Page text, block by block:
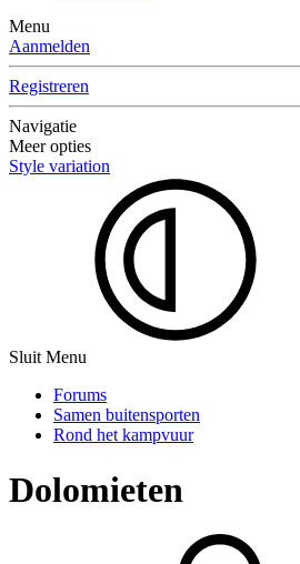
Menu
Aanmelden
Registreren
Navigatie
Meer opties
Style variation
Sluit Menu
Forums
Samen buitensporten
Rond het kampvuur
Dolomieten